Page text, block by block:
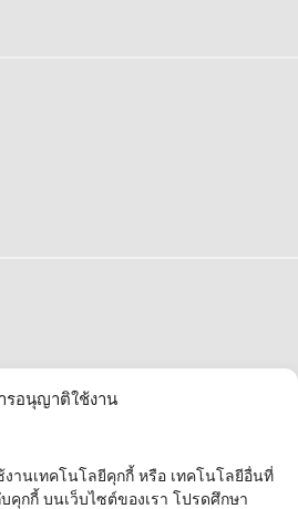
รอนุญาติใช้งาน
งานเทคโนโลยีคุกกี้ หรือ เทคโนโลยีอื่นที่
คุกกี้ บนเว็บไซต์ของเรา โปรดศึกษา